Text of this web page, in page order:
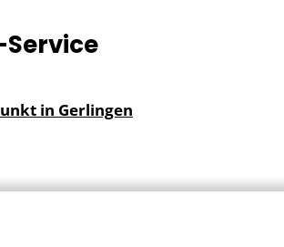
in Gerlingen